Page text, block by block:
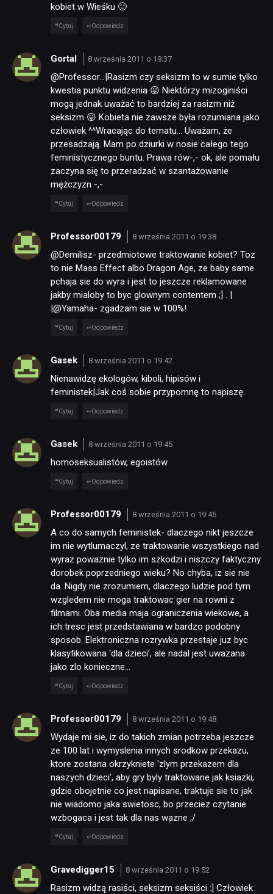
kobiet w Wieśku 🙂
Cytuj Odpowiedz
Gortal 8 września 2011 o 19:37
@Professor…|Rasizm czy seksizm to w sumie tylko
kwestia punktu widzenia 😛 Niektórzy mizoginiści
mogą jednak uważać to bardziej za rasizm niż
seksizm 😛 Kobieta nie zawsze była rozumiana jako
człowiek ^^Wracając do tematu… Uważam, że
przesadzają. Mam po dziurki w nosie całego tego
feministycznego buntu. Prawa rów-,- ok, ale pomału
zaczyna się to przeradzać w szantażowanie
mężczyzn -,-
Cytuj Odpowiedz
Professor00179 8 września 2011 o 19:38
@Demilisz- przedmiotowe traktowanie kobiet? Toz
to nie Mass Effect albo Dragon Age, ze baby same
pchaja sie do wyra i jest to jeszcze reklamowane
jakby mialoby to byc glownym contentem ;] . |
|@Yamaha- zgadzam sie w 100%!
Cytuj Odpowiedz
Gasek 8 września 2011 o 19:42
Nienawidzę ekologów, kiboli, hipisów i
feministek|Jak coś sobie przypomnę to napiszę.
Cytuj Odpowiedz
Gasek 8 września 2011 o 19:45
homoseksualistów, egoistów
Cytuj Odpowiedz
Professor00179 8 września 2011 o 19:45
A co do samych feministek- dlaczego nikt jeszcze
im nie wytlumaczyl, ze traktowanie wszystkiego nad
wyraz powaznie tylko im szkodzi i niszczy faktyczny
dorobek poprzedniego wieku? No chyba, iz sie nie
da. Nigdy nie zrozumiem, dlaczego ludzie pod tym
wzgledem nie moga traktowac gier na rowni z
filmami. Oba media maja ograniczenia wiekowe, a
ich tresc jest przedstawiana w bardzo podobny
sposob. Elektroniczna rozrywka przestaje juz byc
klasyfikowana 'dla dzieci’, ale nadal jest uwazana
jako zlo konieczne…
Cytuj Odpowiedz
Professor00179 8 września 2011 o 19:48
Wydaje mi sie, iz do takich zmian potrzeba jeszcze
ze 100 lat i wymyslenia innych srodkow przekazu,
ktore zostana okrzykniete 'zlym przekazem dla
naszych dzieci’, aby gry byly traktowane jak ksiazki,
gdzie obojetnie co jest napisane, traktuje sie to jak
nie wiadomo jaka swietosc, bo przeciez czytanie
wzbogaca i jest tak dla nas wazne ;/
Cytuj Odpowiedz
Gravedigger15 8 września 2011 o 19:52
Rasizm widzą rasiści, seksizm seksiści :] Człowiek